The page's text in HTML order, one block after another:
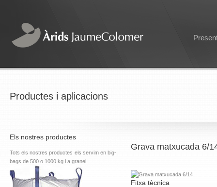
Productes i aplicacions
Els nostres productes
Tots els nostres productes els servim en big-
bags de 500 o 1000 kg i a granel.
Grava matxucada 6/
Fitxa tècnica